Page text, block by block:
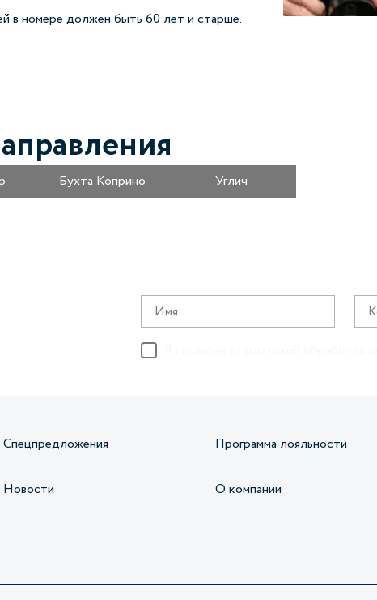
в номере должен быть 60 лет и старше.
Бухта Коприно Углич
Спецпредложения Программа лояльности
Новости О компании